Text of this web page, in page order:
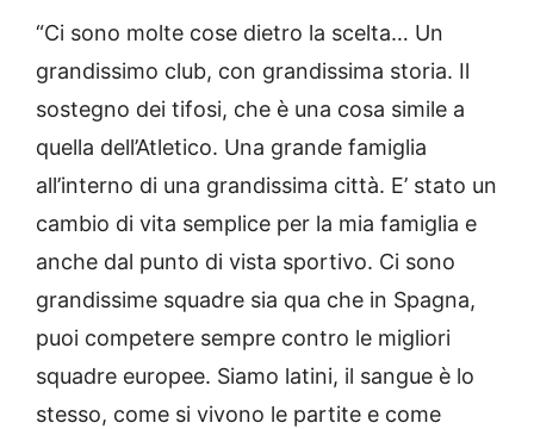
“Ci sono molte cose dietro la scelta… Un
grandissimo club, con grandissima storia. Il
sostegno dei tifosi, che è una cosa simile a
quella dell’Atletico. Una grande famiglia
all’interno di una grandissima città. E’ stato un
cambio di vita semplice per la mia famiglia e
anche dal punto di vista sportivo. Ci sono
grandissime squadre sia qua che in Spagna,
puoi competere sempre contro le migliori
squadre europee. Siamo latini, il sangue è lo
stesso, come si vivono le partite e come